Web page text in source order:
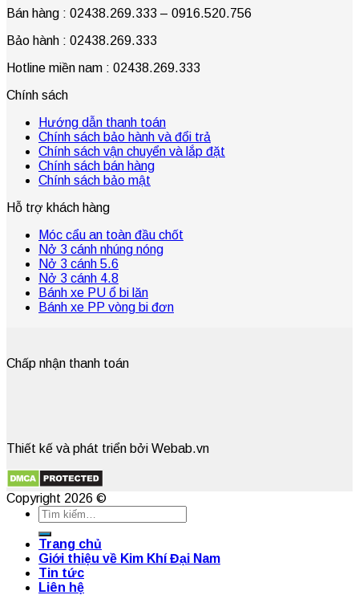
Bán hàng : 02438.269.333 – 0916.520.756
Bảo hành : 02438.269.333
Hotline miền nam : 02438.269.333
Chính sách
Hướng dẫn thanh toán
Chính sách bảo hành và đổi trả
Chính sách vận chuyển và lắp đặt
Chính sách bán hàng
Chính sách bảo mật
Hỗ trợ khách hàng
Móc cẩu an toàn đầu chốt
Nở 3 cánh nhúng nóng
Nở 3 cánh 5.6
Nở 3 cánh 4.8
Bánh xe PU ổ bi lăn
Bánh xe PP vòng bi đơn
Chấp nhận thanh toán
Thiết kế và phát triển bởi Webab.vn
Copyright 2026 ©
Trang chủ
Giới thiệu về Kim Khí Đại Nam
Tin tức
Liên hệ